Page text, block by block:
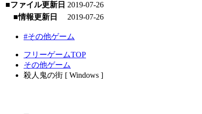
■ファイル更新日 2019-07-26
■情報更新日
2019-07-26
#その他ゲーム
フリーゲームTOP
その他ゲーム
殺人鬼の街 [ Windows ]